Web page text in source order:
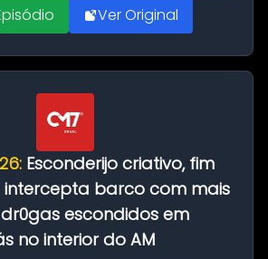
Ver Original
Esconderijo criativo, fim
intercepta barco com mais
dr0gas escondidos em
no interior do AM